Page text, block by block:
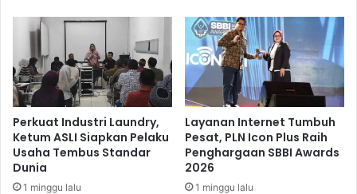
k
N
a
n
g
i
s
N
e
u
e
D
i
g
i
t
,
P
Perkuat Industri Laundry,
Ketum ASLI Siapkan Pelaku
Usaha Tembus Standar
Dunia
1 minggu lalu
Layanan Internet Tumbuh
Pesat, PLN Icon Plus Raih
Penghargaan SBBI Awards
2026
1 minggu lalu